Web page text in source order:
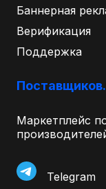
Баннерная
Верификация
Поддержка
Маркетплейс
Telegram